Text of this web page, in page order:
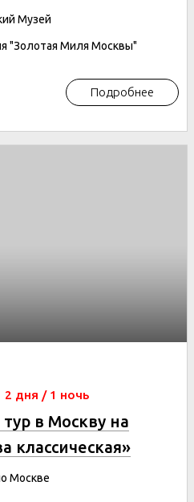
Музей
"Золотая Миля Москвы"
Подробнее
2 дня / 1 ночь
в Москву на
классическая»
Москве